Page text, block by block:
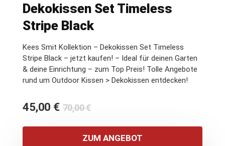
Dekokissen Set Timeless
Stripe Black
Kees Smit Kollektion – Dekokissen Set Timeless
Stripe Black – jetzt kaufen! – Ideal für deinen Garten
& deine Einrichtung – zum Top Preis! Tolle Angebote
rund um Outdoor Kissen > Dekokissen entdecken!
70,00€Ursprünglicher
war:
70,00 €
45,00 €
Aktueller
ist:
45,00 €.
ZUM ANGEBOT